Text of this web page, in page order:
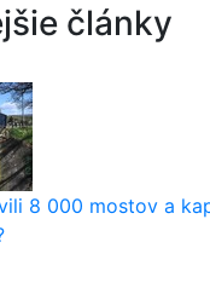
články
8 000 mostov a